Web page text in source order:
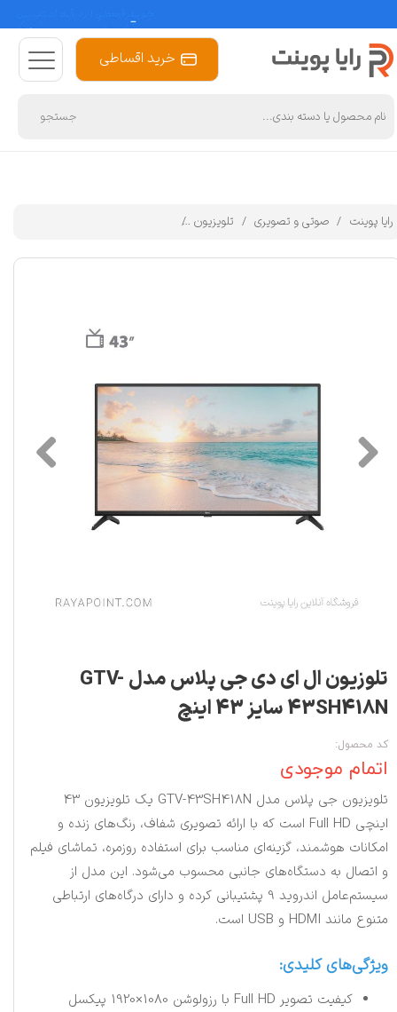
جستجو
خرید اقساطی
رایا پوینت صوتی و تصویری تلویزیون
تلوزیون ال ای دی جی پلاس مدل GTV-
43SH418N سایز 43 اینچ
کد محصول:
اتمام موجودی
تلویزیون جی پلاس مدل GTV-43SH418N یک تلویزیون 43
اینچی Full HD است که با ارائه تصویری شفاف، رنگ‌های زنده و
امکانات هوشمند، گزینه‌ای مناسب برای استفاده روزمره، تماشای فیلم
و اتصال به دستگاه‌های جانبی محسوب می‌شود. این مدل از
سیستم‌عامل اندروید 9 پشتیبانی کرده و دارای درگاه‌های ارتباطی
متنوع مانند HDMI و USB است.
ویژگی‌های کلیدی:
کیفیت تصویر Full HD با رزولوشن 1080×1920 پیکسل